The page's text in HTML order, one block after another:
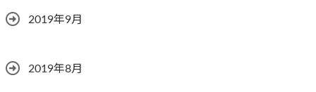
2019年9月
2019年8月